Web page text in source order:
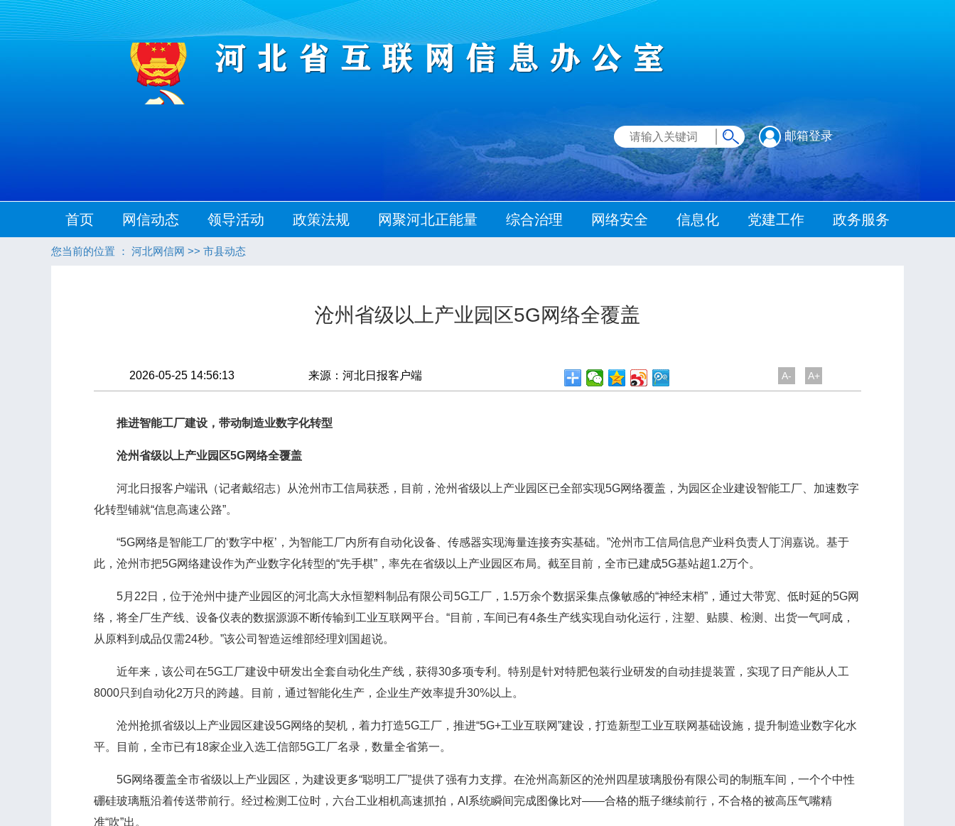
邮箱登录
首页 网信动态 领导活动 政策法规 网聚河北正能量 综合治理 网络安全 信息化 党建工作 政务服务
您当前的位置 ： 河北网信网 >> 市县动态
沧州省级以上产业园区5G网络全覆盖
2026-05-25 14:56:13 来源：河北日报客户端 A- A+
推进智能工厂建设，带动制造业数字化转型
沧州省级以上产业园区5G网络全覆盖
河北日报客户端讯（记者戴绍志）从沧州市工信局获悉，目前，沧州省级以上产业园区已全部实现5G网络覆盖，为园区企业建设智能工厂、加速数字
化转型铺就“信息高速公路”。
“5G网络是智能工厂的‘数字中枢’，为智能工厂内所有自动化设备、传感器实现海量连接夯实基础。”沧州市工信局信息产业科负责人丁润嘉说。基于
此，沧州市把5G网络建设作为产业数字化转型的“先手棋”，率先在省级以上产业园区布局。截至目前，全市已建成5G基站超1.2万个。
5月22日，位于沧州中捷产业园区的河北高大永恒塑料制品有限公司5G工厂，1.5万余个数据采集点像敏感的“神经末梢”，通过大带宽、低时延的5G网
络，将全厂生产线、设备仪表的数据源源不断传输到工业互联网平台。“目前，车间已有4条生产线实现自动化运行，注塑、贴膜、检测、出货一气呵成，
从原料到成品仅需24秒。”该公司智造运维部经理刘国超说。
近年来，该公司在5G工厂建设中研发出全套自动化生产线，获得30多项专利。特别是针对特肥包装行业研发的自动挂提装置，实现了日产能从人工
8000只到自动化2万只的跨越。目前，通过智能化生产，企业生产效率提升30%以上。
沧州抢抓省级以上产业园区建设5G网络的契机，着力打造5G工厂，推进“5G+工业互联网”建设，打造新型工业互联网基础设施，提升制造业数字化水
平。目前，全市已有18家企业入选工信部5G工厂名录，数量全省第一。
5G网络覆盖全市省级以上产业园区，为建设更多“聪明工厂”提供了强有力支撑。在沧州高新区的沧州四星玻璃股份有限公司的制瓶车间，一个个中性
硼硅玻璃瓶沿着传送带前行。经过检测工位时，六台工业相机高速抓拍，AI系统瞬间完成图像比对——合格的瓶子继续前行，不合格的被高压气嘴精
准“吹”出。